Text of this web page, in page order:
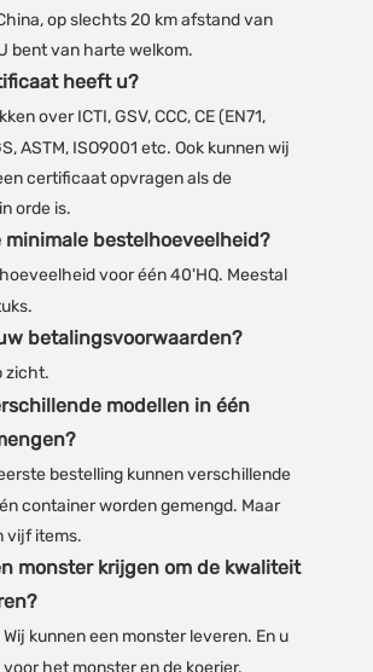
op slechts 20 km afstand van
bent van harte welkom.
heeft u?
over ICTI, GSV, CCC, CE (EN71,
ASTM, ISO9001 etc. Ook kunnen wij
certificaat opvragen als de
orde is.
minimale bestelhoeveelheid?
hoeveelheid voor één 40'HQ. Meestal
betalingsvoorwaarden?
zicht.
modellen in één
bestelling kunnen verschillende
container worden gemengd. Maar
vijf items.
monster krijgen om de kwaliteit
kunnen een monster leveren. En u
het monster en de koerier.